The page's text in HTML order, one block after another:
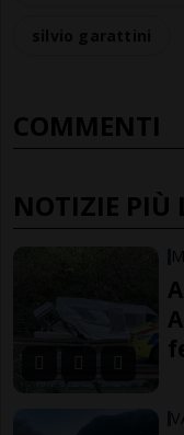
COMMENTI
NOTIZIE PIÙ